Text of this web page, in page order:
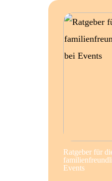
Ratgeber für
Events